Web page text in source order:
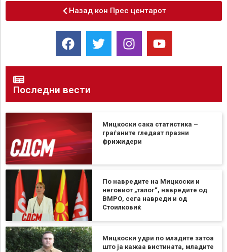
Назад кон Прес центарот
Последни вести
Мицкоски сака статистика –
граѓаните гледаат празни
фрижидери
По навредите на Мицкоски и
неговиот „талог“, навредите од
ВМРО, сега навреди и од
Стоилковиќ
Мицкоски удри по младите затоа
што ја кажаа вистината, младите